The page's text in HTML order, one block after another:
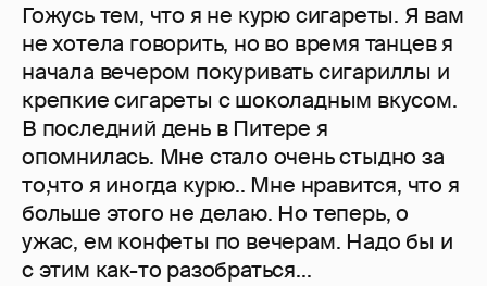
Гожусь тем, что я не курю сигареты. Я вам
не хотела говорить, но во время танцев я
начала вечером покуривать сигариллы и
крепкие сигареты с шоколадным вкусом.
В последний день в Питере я
опомнилась. Мне стало очень стыдно за
то,что я иногда курю.. Мне нравится, что я
больше этого не делаю. Но теперь, о
ужас, ем конфеты по вечерам. Надо бы и
с этим как-то разобраться...